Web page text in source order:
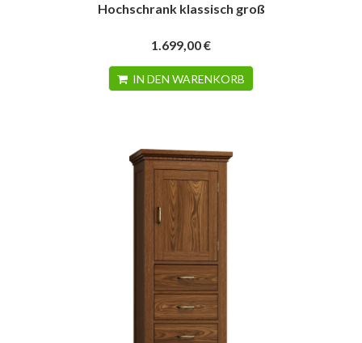
Hochschrank klassisch groß
1.699,00 €
IN DEN WARENKORB